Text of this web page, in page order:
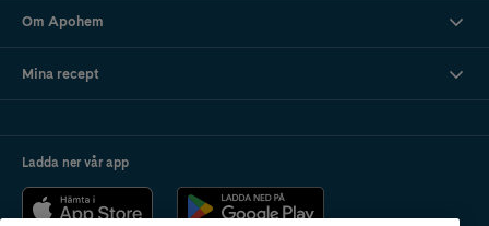
Om Apohem
Mina recept
Ladda ner vår app